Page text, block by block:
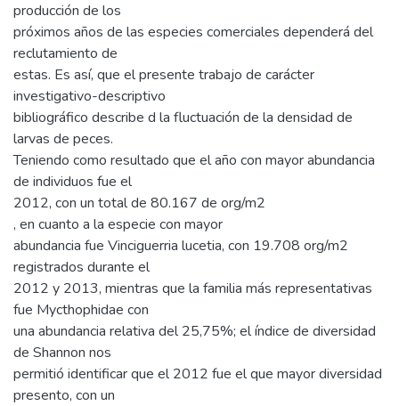
producción de los
próximos años de las especies comerciales dependerá del
reclutamiento de
estas. Es así, que el presente trabajo de carácter
investigativo-descriptivo
bibliográfico describe d la fluctuación de la densidad de
larvas de peces.
Teniendo como resultado que el año con mayor abundancia
de individuos fue el
2012, con un total de 80.167 de org/m2
, en cuanto a la especie con mayor
abundancia fue Vinciguerria lucetia, con 19.708 org/m2
registrados durante el
2012 y 2013, mientras que la familia más representativas
fue Mycthophidae con
una abundancia relativa del 25,75%; el índice de diversidad
de Shannon nos
permitió identificar que el 2012 fue el que mayor diversidad
presento, con un